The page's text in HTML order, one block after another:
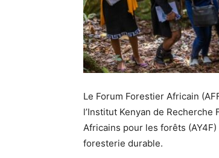
Le Forum Forestier Africain
l’Institut Kenyan de
Africains pour les forêts
foresterie durable.